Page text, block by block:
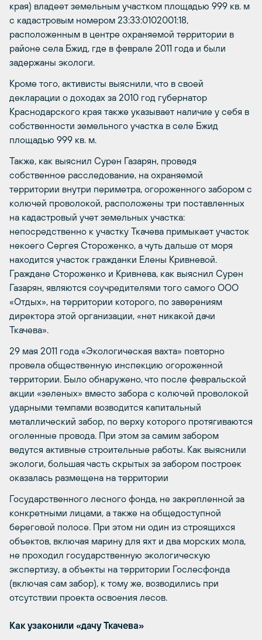
края) владеет земельным участком площадью 999 кв. м
с кадастровым номером 23:33:0102001:18,
расположенным в центре охраняемой территории в
районе села Бжид, где в феврале 2011 года и были
задержаны экологи.
Кроме того, активисты выяснили, что в своей
декларации о доходах за 2010 год губернатор
Краснодарского края также указывает наличие у себя в
собственности земельного участка в селе Бжид
площадью 999 кв. м.
Также, как выяснил Сурен Газарян, проведя
собственное расследование, на охраняемой
территории внутри периметра, огороженного забором с
колючей проволокой, расположены три поставленных
на кадастровый учет земельных участка:
непосредственно к участку Ткачева примыкает участок
некоего Сергея Стороженко, а чуть дальше от моря
находится участок гражданки Елены Кривневой.
Граждане Стороженко и Кривнева, как выяснил Сурен
Газарян, являются соучредителями того самого ООО
«Отдых», на территории которого, по заверениям
директора этой организации, «нет никакой дачи
Ткачева».
29 мая 2011 года «Экологическая вахта» повторно
провела общественную инспекцию огороженной
территории. Было обнаружено, что после февральской
акции «зеленых» вместо забора с колючей проволокой
ударными темпами возводится капитальный
металлический забор, по верху которого протягиваются
оголенные провода. При этом за самим забором
ведутся активные строительные работы. Как выяснили
экологи, большая часть скрытых за забором построек
оказалась размещена на территории
Государственного лесного фонда, не закрепленной за
конкретными лицами, а также на общедоступной
береговой полосе. При этом ни один из строящихся
объектов, включая марину для яхт и два морских мола,
не проходил государственную экологическую
экспертизу, а объекты на территории Гослесфонда
(включая сам забор), к тому же, возводились при
отсутствии проекта освоения лесов.
Как узаконили «дачу Ткачева»